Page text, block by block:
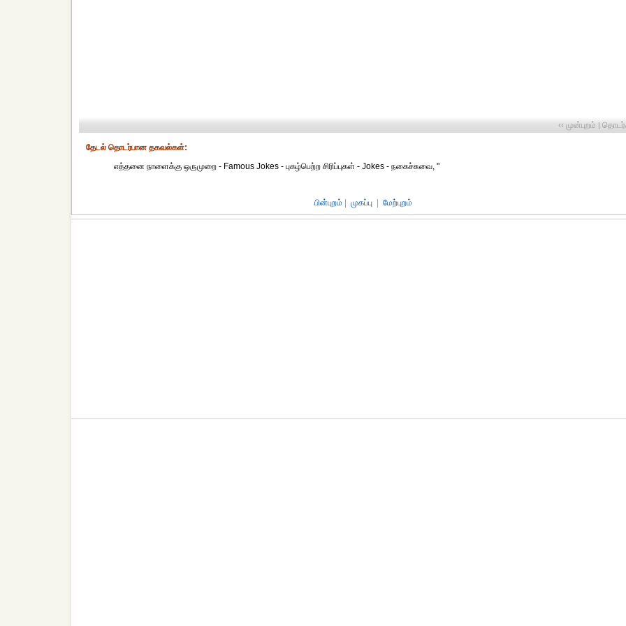
‹‹ முன்புறம் |
தேட‌ல் தொட‌ர்பான தகவ‌ல்க‌ள்:
எத்தனை நாளைக்கு ஒருமுறை - Famous Jokes - புகழ்பெற்ற சிரிப்புகள் - Jokes - நகைச்சுவை, "
பின்புறம் முகப்பு மேற்புறம்